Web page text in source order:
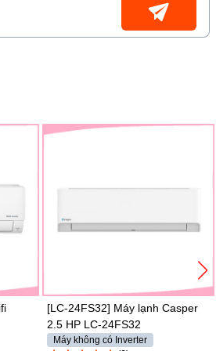
sẻ thiết bị để nhiều người dùng
[LC-24FS32] Máy lạnh Casper
2.5 HP LC-24FS32
Máy không có Inverter